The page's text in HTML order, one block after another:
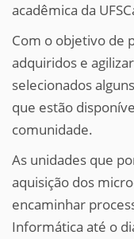
acadêmica da
Com o objetivo de
adquiridos e
selecionados
que estão
comunidade.
As unidades que
aquisição dos
encaminhar
Informática até o